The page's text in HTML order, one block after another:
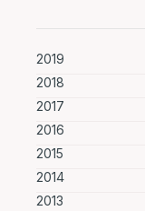
2019
2018
2017
2016
2015
2014
2013